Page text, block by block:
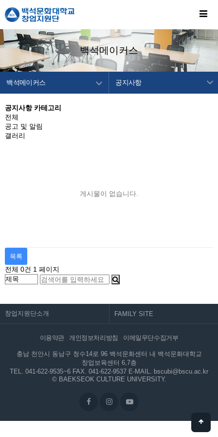
백석메이커스
백석메이커스
창업교육센터
창업보육센터
공지사항
공지사항 카테고리
전체
공고 및 알림
갤러리
게시물이 없습니다.
목록
전체 0건 1 페이지
창업지원단소개
이용약관 개인정보처리방침 이메일무단수집거부
충남 천안시 동남구 청수14로 96 백석문화센터 내 백석문화대학교
창업보육센터 6,7층
TEL. 041-622-9535~6 FAX. 041-622-9537 E-MAIL. bscubi@bscu.ac.kr
© BAEKSEOK CULTURE UNIVERSITY.